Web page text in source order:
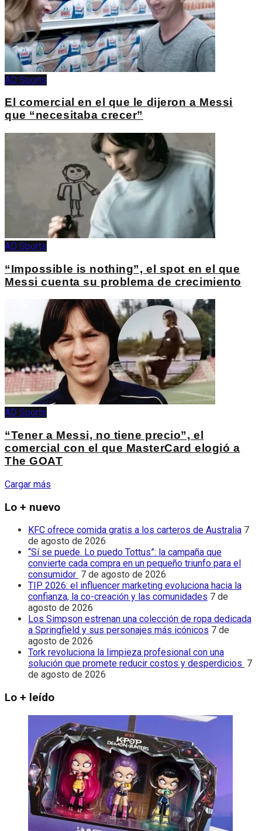
AD Sports
El comercial en el que le dijeron a Messi
que “necesitaba crecer”
AD Sports
“Impossible is nothing”, el spot en el que
Messi cuenta su problema de crecimiento
AD Sports
“Tener a Messi, no tiene precio”, el
comercial con el que MasterCard elogió a
The GOAT
Cargar más
Lo + nuevo
KFC ofrece comida gratis a los carteros de Australia 7
de agosto de 2026
“Sí se puede. Lo puedo Tottus”: la campaña que
convierte cada compra en un pequeño triunfo para el
consumidor 7 de agosto de 2026
TIP 2026: el influencer marketing evoluciona hacia la
confianza, la co-creación y las comunidades 7 de
agosto de 2026
Los Simpson estrenan una colección de ropa dedicada
a Springfield y sus personajes más icónicos 7 de
agosto de 2026
Tork revoluciona la limpieza profesional con una
solución que promete reducir costos y desperdicios 7
de agosto de 2026
Lo + leído